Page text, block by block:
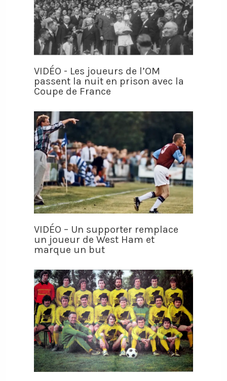
VIDÉO - Les joueurs de l’OM
passent la nuit en prison avec la
Coupe de France
VIDÉO – Un supporter remplace
un joueur de West Ham et
marque un but